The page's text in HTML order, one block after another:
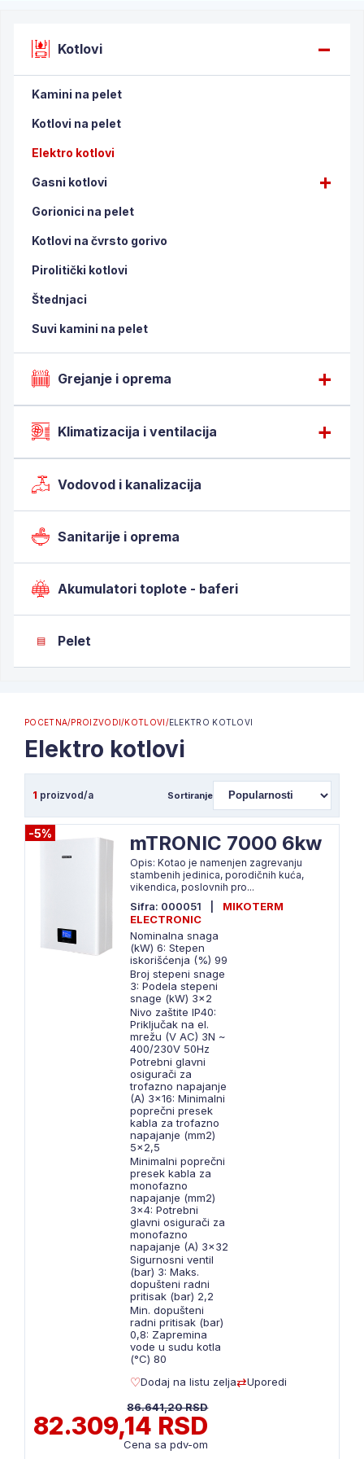
Kotlovi
Kamini na pelet
Kotlovi na pelet
Elektro kotlovi
Gasni kotlovi
Gorionici na pelet
Kotlovi na čvrsto gorivo
Pirolitički kotlovi
Štednjaci
Suvi kamini na pelet
Grejanje i oprema
Klimatizacija i ventilacija
Vodovod i kanalizacija
Sanitarije i oprema
Akumulatori toplote - baferi
▤ Pelet
POCETNA/PROIZVODI/KOTLOVI/ELEKTRO KOTLOVI
Elektro kotlovi
1 proizvod/a Sortiranje
-5% mTRONIC 7000 6kw
Opis: Kotao je namenjen zagrevanju
stambenih jedinica, porodičnih kuća,
vikendica, poslovnih pro...
Sifra: 000051
MIKOTERM
ELECTRONIC
Nominalna snaga
(kW) 6: Stepen
iskorišćenja (%) 99
Broj stepeni snage
3: Podela stepeni
snage (kW) 3x2
Nivo zaštite IP40:
Priključak na el.
mrežu (V AC) 3N ~
400/230V 50Hz
Potrebni glavni
osigurači za
trofazno napajanje
(A) 3x16: Minimalni
poprečni presek
kabla za trofazno
napajanje (mm2)
5x2,5
Minimalni poprečni
presek kabla za
monofazno
napajanje (mm2)
3x4: Potrebni
glavni osigurači za
monofazno
napajanje (A) 3x32
Sigurnosni ventil
(bar) 3: Maks.
dopušteni radni
pritisak (bar) 2,2
Min. dopušteni
radni pritisak (bar)
0,8: Zapremina
vode u sudu kotla
(°C) 80
Dodaj na listu zelja
Uporedi
86.641,20 RSD
82.309,14 RSD
Cena sa pdv-om